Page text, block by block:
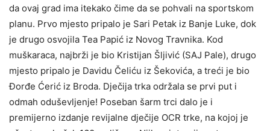
da ovaj grad ima itekako čime da se pohvali na sportskom
planu. Prvo mjesto pripalo je Sari Petak iz Banje Luke, dok
je drugo osvojila Tea Papić iz Novog Travnika. Kod
muškaraca, najbrži je bio Kristijan Šljivić (SAJ Pale), drugo
mjesto pripalo je Davidu Čeliću iz Šekovića, a treći je bio
Đorđe Ćerić iz Broda. Dječija trka održala se prvi put i
odmah oduševljenje! Poseban šarm trci dalo je i
premijerno izdanje revijalne dječije OCR trke, na kojoj je